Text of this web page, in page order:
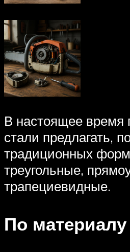
В настоящее время
стали предлагать,
традиционных
треугольные,
трапециевидные.
По материалу